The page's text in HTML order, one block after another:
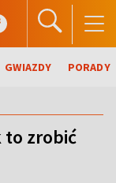
GWIAZDY PORADY
to zrobić